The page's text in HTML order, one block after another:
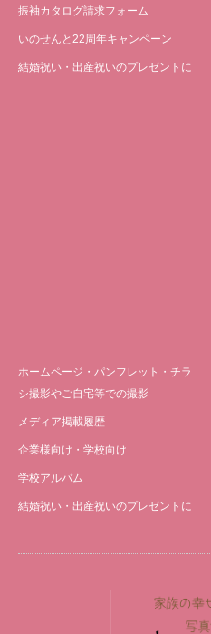
振袖カタログ請求フォーム
いのせんと22周年キャンペーン
結婚祝い・出産祝いのプレゼントに
ホームページ・パンフレット・チラ
シ撮影やご自宅等での撮影
メディア掲載履歴
企業様向け・学校向け
学校アルバム
結婚祝い・出産祝いのプレゼントに